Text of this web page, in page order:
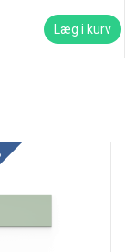
Læg i kurv